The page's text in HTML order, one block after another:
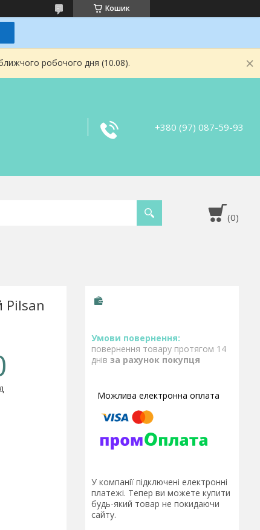
Кошик
робочого дня (10.08).
+380 (97) 087-59-93
Pilsan
повернення товару протягом 14
днів за рахунок покупця
У компанії підключені електронні
платежі. Тепер ви можете купити
будь-який товар не покидаючи
сайту.